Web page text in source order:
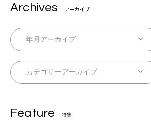
Archives アーカイブ
Feature 特集